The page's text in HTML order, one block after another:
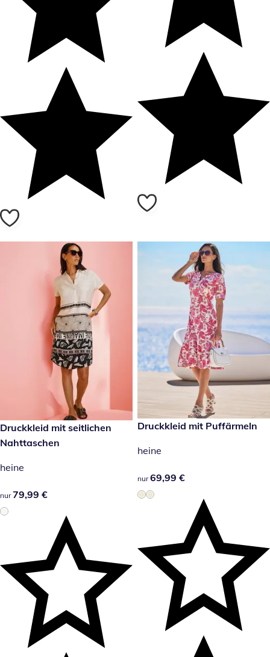
79,99 €
Druckkleid mit seitlichen
Nahttaschen
heine
79,99 €
nur 79,99 €
69,99 €
Druckkleid mit Puffärmeln
heine
69,99 €
nur 69,99 €